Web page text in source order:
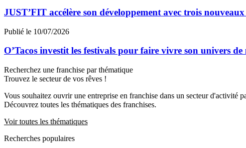
JUST’FIT accélère son développement avec trois
Publié le 10/07/2026
O’Tacos investit les festivals pour faire vivre son univers
Recherchez une franchise par thématique
Trouvez le secteur de vos rêves !
Vous souhaitez ouvrir une entreprise en franchise dans un secteur d'activité
Découvrez toutes les thématiques des franchises.
Voir toutes les thématiques
Recherches populaires